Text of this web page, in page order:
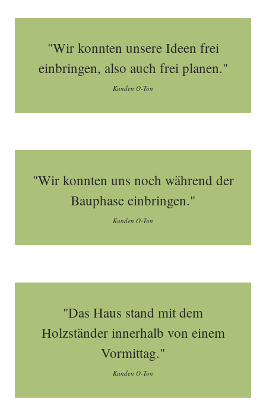
"Wir konnten unsere Ideen frei
einbringen, also auch frei planen."
Kunden O-Ton
"Wir konnten uns noch während der
Bauphase einbringen."
Kunden O-Ton
"Das Haus stand mit dem
Holzständer innerhalb von einem
Vormittag."
Kunden O-Ton